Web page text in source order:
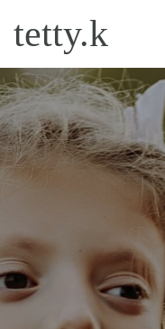
Zum
Inhalt
springen
tetty.k